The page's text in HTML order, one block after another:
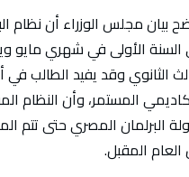
بيان مجلس الوزراء أن نظام
الأولى في شهري مايو
الثانوي وقد يفيد الطالب
المستمر، وأن النظام
البرلمان المصري حتى تتم
المقبل.